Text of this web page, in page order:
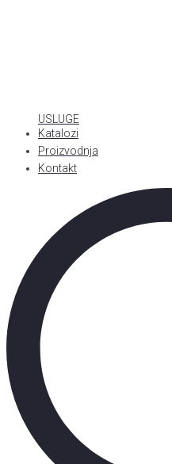
USLUGE
Katalozi
Proizvodnja
Kontakt